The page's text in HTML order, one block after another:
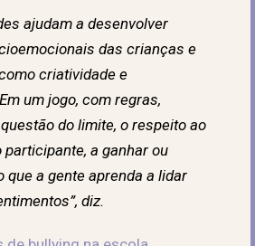
ajudam a desenvolver
das crianças e
criatividade e
um jogo, com regras,
do limite, o respeito ao
participante, a ganhar ou
que a gente aprenda a lidar
diz.